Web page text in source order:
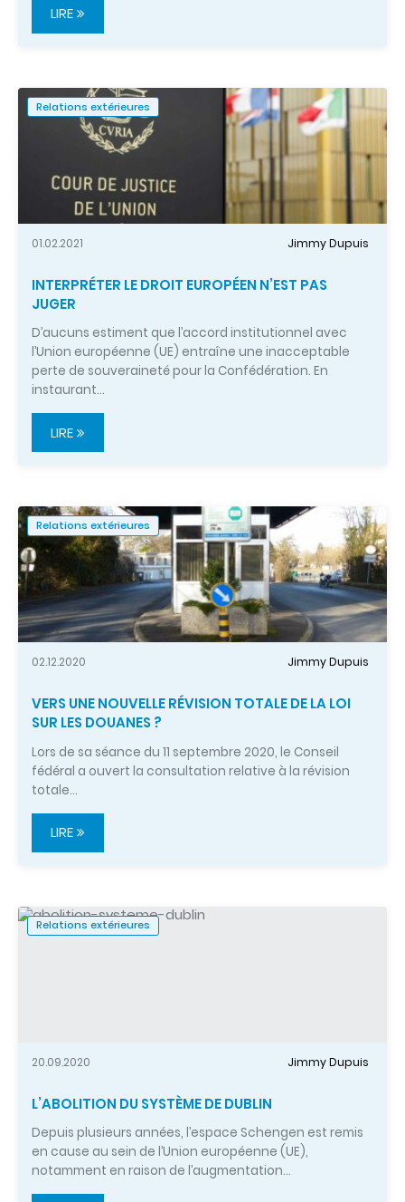
LIRE
Relations extérieures
01.02.2021 Jimmy Dupuis
INTERPRÉTER LE DROIT EUROPÉEN N’EST PAS
JUGER
D’aucuns estiment que l’accord institutionnel avec
l’Union européenne (UE) entraîne une inacceptable
perte de souveraineté pour la Confédération. En
instaurant…
LIRE
Relations extérieures
02.12.2020 Jimmy Dupuis
VERS UNE NOUVELLE RÉVISION TOTALE DE LA LOI
SUR LES DOUANES ?
Lors de sa séance du 11 septembre 2020, le Conseil
fédéral a ouvert la consultation relative à la révision
totale…
LIRE
Relations extérieures
20.09.2020 Jimmy Dupuis
L’ABOLITION DU SYSTÈME DE DUBLIN
Depuis plusieurs années, l’espace Schengen est remis
en cause au sein de l’Union européenne (UE),
notamment en raison de l’augmentation…